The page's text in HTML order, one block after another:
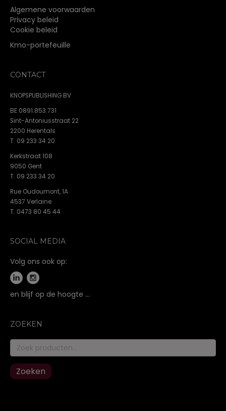
Algemene voorwaarden
Privacy beleid
Cookie beleid
Kmo-portefeuille
CONTACT
KNOPSPUBLISHING BV
BE 0891.853.731
Sint-Antoniusstraat 22
2200 Herentals
T. 09 233 34 20
Kerkstraat 108
9050 Gent
T. 09 233 34 20
Rue Oudoumont, 1A
4537 Verlaine
T. 0473 80 45 44
SOCIAL MEDIA
Volg ons ook op:
en blijf op de hoogte …
ZOEKEN
Zoeken
naar:
Zoeken